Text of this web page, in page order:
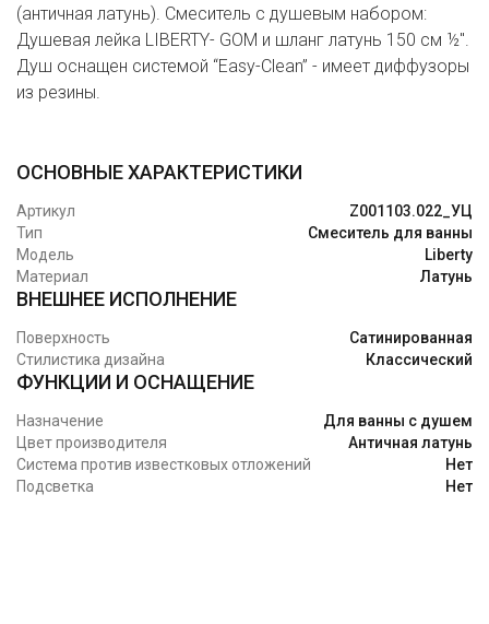
(античная латунь). Смеситель с душевым набором:
Душевая лейка LIBERTY- GOM и шланг латунь 150 см ½".
Душ оснащен системой “Easy-Clean” - имеет диффузоры
из резины.
ОСНОВНЫЕ ХАРАКТЕРИСТИКИ
Артикул
Z001103.022_УЦ
Тип
Смеситель для ванны
Модель
Liberty
Материал
Латунь
ВНЕШНЕЕ ИСПОЛНЕНИЕ
Поверхность
Сатинированная
Стилистика дизайна
Классический
ФУНКЦИИ И ОСНАЩЕНИЕ
Назначение
Для ванны с душем
Цвет производителя
Античная латунь
Система против известковых отложений
Нет
Подсветка
Нет